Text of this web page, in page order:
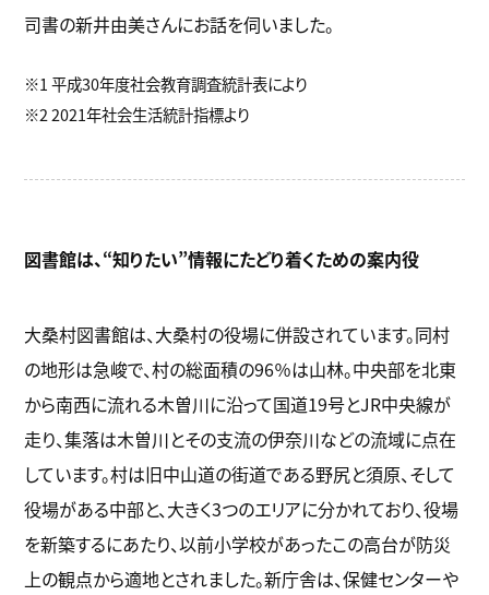
司書の新井由美さんにお話を伺いました。
※1 平成30年度社会教育調査統計表により
※2 2021年社会生活統計指標より
図書館は、“知りたい”情報にたどり着くための案内役
大桑村図書館は、大桑村の役場に併設されています。同村
の地形は急峻で、村の総面積の96％は山林。中央部を北東
から南西に流れる木曽川に沿って国道19号とJR中央線が
走り、集落は木曽川とその支流の伊奈川などの流域に点在
しています。村は旧中山道の街道である野尻と須原、そして
役場がある中部と、大きく3つのエリアに分かれており、役場
を新築するにあたり、以前小学校があったこの高台が防災
上の観点から適地とされました。新庁舎は、保健センターや